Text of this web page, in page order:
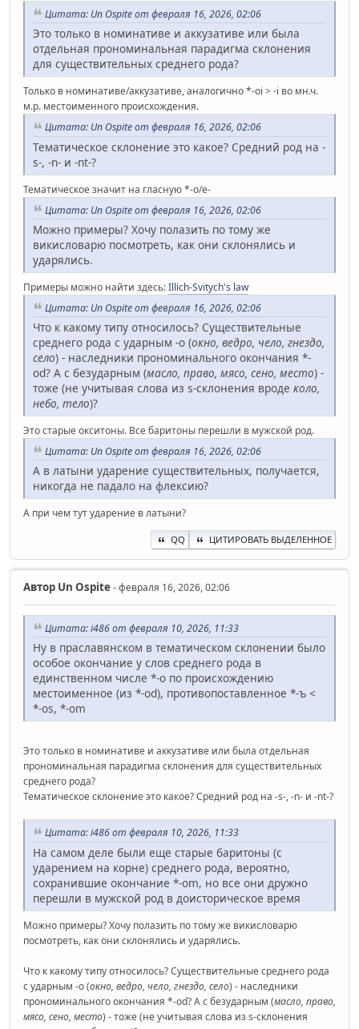
Цитата: Un Ospite от февраля 16, 2026, 02:06
Это только в номинативе и аккузативе или была
отдельная прономинальная парадигма склонения
для существительных среднего рода?
Только в номинативе/аккузативе, аналогично *-oi > -i во мн.ч.
м.р. местоименного происхождения.
Цитата: Un Ospite от февраля 16, 2026, 02:06
Тематическое склонение это какое? Средний род на -
s-, -n- и -nt-?
Тематическое значит на гласную *-o/e-
Цитата: Un Ospite от февраля 16, 2026, 02:06
Можно примеры? Хочу полазить по тому же
викисловарю посмотреть, как они склонялись и
ударялись.
Примеры можно найти здесь:Illich-Svitych's law
Цитата: Un Ospite от февраля 16, 2026, 02:06
Что к какому типу относилось? Существительные
среднего рода с ударным -о (окно, ведро, чело, гнездо,
село) - наследники прономинального окончания *-
od? А с безударным (масло, право, мясо, сено, место) -
тоже (не учитывая слова из s-склонения вроде коло,
небо, тело)?
Это старые окситоны. Все баритоны перешли в мужской род.
Цитата: Un Ospite от февраля 16, 2026, 02:06
А в латыни ударение существительных, получается,
никогда не падало на флексию?
А при чем тут ударение в латыни?
QQ ЦИТИРОВАТЬ ВЫДЕЛЕННОЕ
Автор Un Ospite- февраля 16, 2026, 02:06
Цитата: i486 от февраля 10, 2026, 11:33
Ну в праславянском в тематическом склонении было
особое окончание у слов среднего рода в
единственном числе *-о по происхождению
местоименное (из *-od), противопоставленное *-ъ <
*-os, *-om
Это только в номинативе и аккузативе или была отдельная
прономинальная парадигма склонения для существительных
среднего рода?
Тематическое склонение это какое? Средний род на -s-, -n- и -nt-?
Цитата: i486 от февраля 10, 2026, 11:33
На самом деле были еще старые баритоны (с
ударением на корне) среднего рода, вероятно,
сохранившие окончание *-om, но все они дружно
перешли в мужской род в доисторическое время
Можно примеры? Хочу полазить по тому же викисловарю
посмотреть, как они склонялись и ударялись.
Что к какому типу относилось? Существительные среднего рода
с ударным -о (окно, ведро, чело, гнездо, село) - наследники
прономинального окончания *-od? А с безударным (масло, право,
мясо, сено, место) - тоже (не учитывая слова из s-склонения